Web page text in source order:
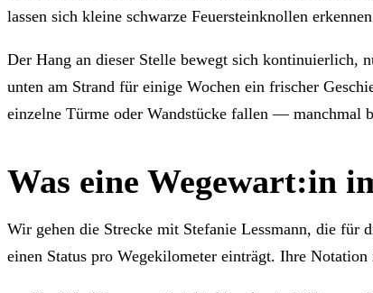
lassen sich kleine schwarze Feuersteinknollen
Der Hang an dieser Stelle bewegt sich kontinuierlich,
unten am Strand für einige Wochen ein frischer
einzelne Türme oder Wandstücke fallen — manchmal
Was eine Wegewart:in
Wir gehen die Strecke mit Stefanie Lessmann, die für
einen Status pro Wegekilometer einträgt. Ihre